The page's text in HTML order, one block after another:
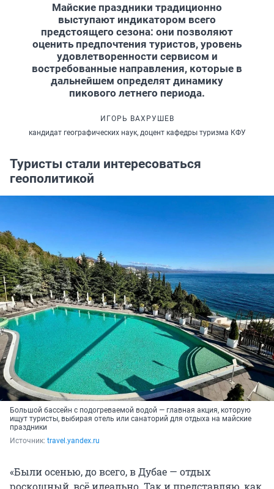
Майские праздники традиционно
выступают индикатором всего
предстоящего сезона: они позволяют
оценить предпочтения туристов, уровень
удовлетворенности сервисом и
востребованные направления, которые в
дальнейшем определят динамику
пикового летнего периода.
ИГОРЬ ВАХРУШЕВ
кандидат географических наук, доцент кафедры туризма КФУ
Туристы стали интересоваться
геополитикой
Большой бассейн с подогреваемой водой — главная акция, которую
ищут туристы, выбирая отель или санаторий для отдыха на майские
праздники
Источник: travel.yandex.ru
«Были осенью, до всего, в Дубае — отдых
роскошный, всё идеально. Так и представляю, как